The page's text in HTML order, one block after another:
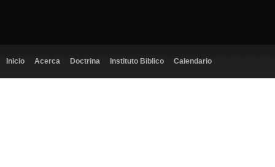
Inicio Acerca Doctrina Instituto Biblico Calendario